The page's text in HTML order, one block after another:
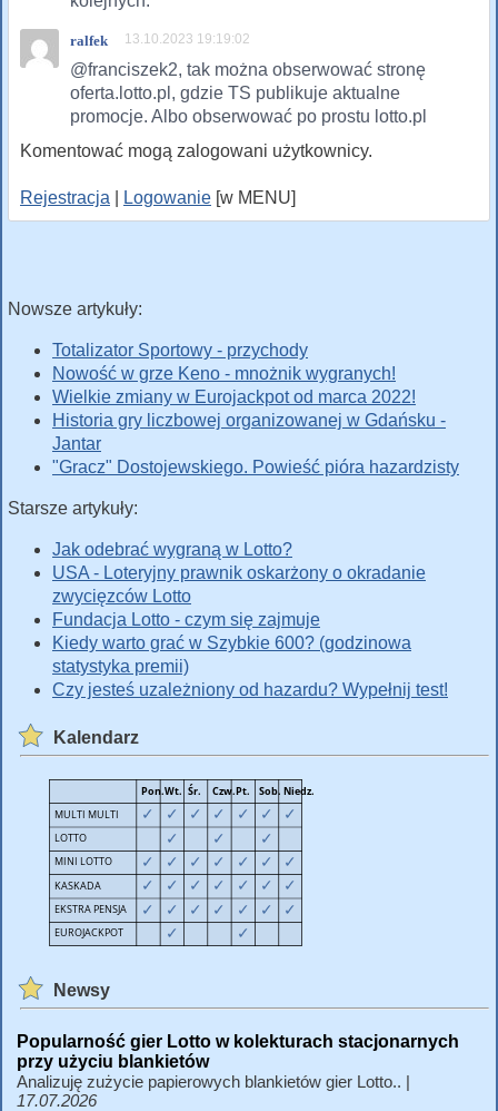
ralfek 13.10.2023 19:19:02
@franciszek2, tak można obserwować stronę
oferta.lotto.pl, gdzie TS publikuje aktualne
promocje. Albo obserwować po prostu lotto.pl
Komentować mogą zalogowani użytkownicy.
Rejestracja Logowanie [w MENU]
Nowsze artykuły:
Totalizator Sportowy - przychody
Nowość w grze Keno - mnożnik wygranych!
Wielkie zmiany w Eurojackpot od marca 2022!
Historia gry liczbowej organizowanej w Gdańsku -
Jantar
"Gracz" Dostojewskiego. Powieść pióra hazardzisty
Starsze artykuły:
Jak odebrać wygraną w Lotto?
USA - Loteryjny prawnik oskarżony o okradanie
zwycięzców Lotto
Fundacja Lotto - czym się zajmuje
Kiedy warto grać w Szybkie 600? (godzinowa
statystyka premii)
Czy jesteś uzależniony od hazardu? Wypełnij test!
Kalendarz
Newsy
Popularność gier Lotto w kolekturach stacjonarnych
przy użyciu blankietów
Analizuję zużycie papierowych blankietów gier Lotto.. |
17.07.2026